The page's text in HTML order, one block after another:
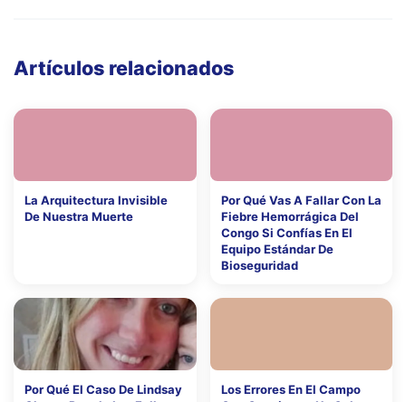
Artículos relacionados
La Arquitectura Invisible
De Nuestra Muerte
Por Qué Vas A Fallar Con La
Fiebre Hemorrágica Del
Congo Si Confías En El
Equipo Estándar De
Bioseguridad
Por Qué El Caso De Lindsay
Los Errores En El Campo